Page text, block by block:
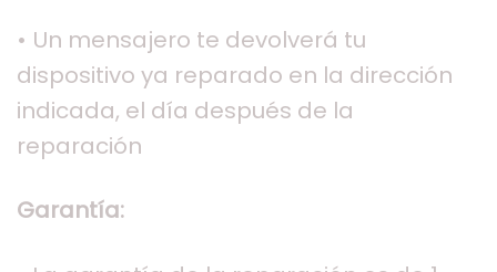
• Un mensajero te devolverá tu
dispositivo ya reparado en la dirección
indicada, el día después de la
reparación
Garantía: